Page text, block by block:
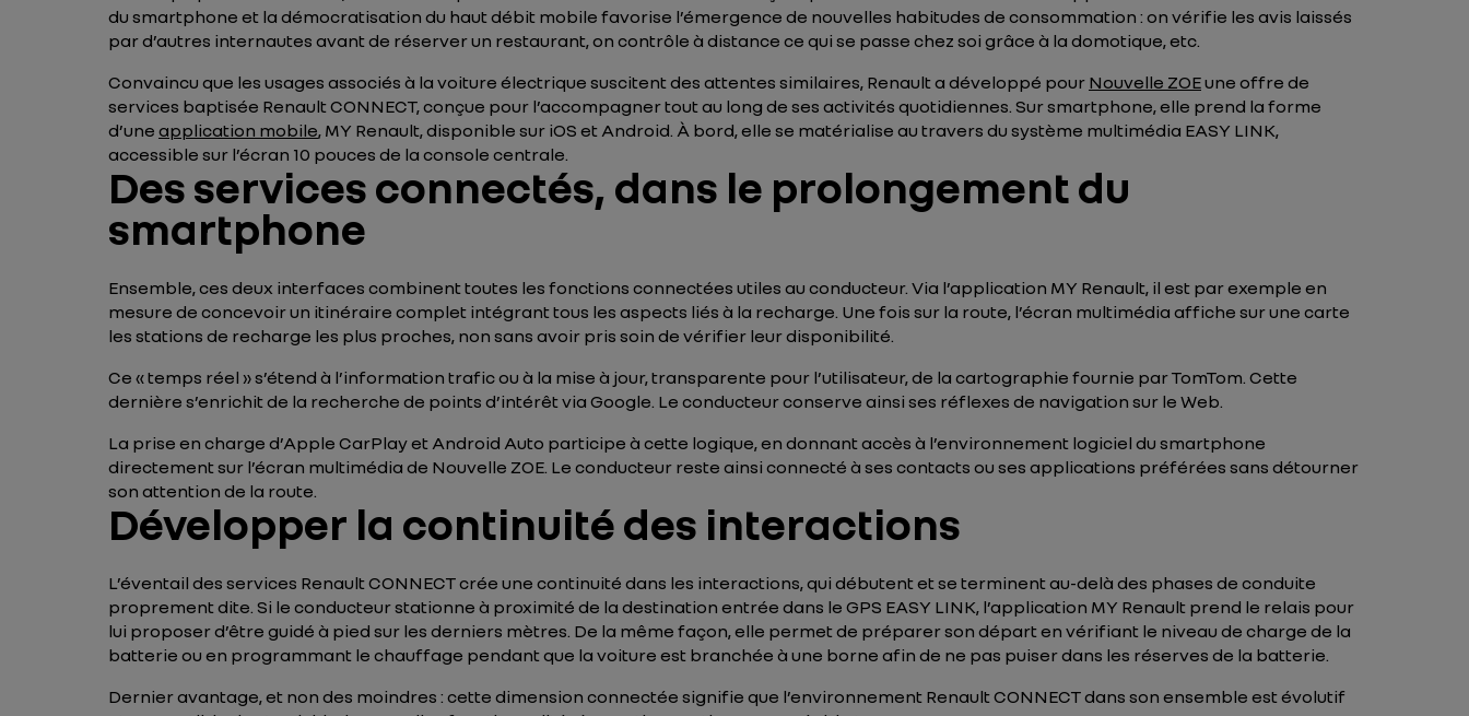
du smartphone et la démocratisation du haut débit mobile favorise l’émergence de nouvelles habitudes de consommation : on vérifie les avis laissés
par d’autres internautes avant de réserver un restaurant, on contrôle à distance ce qui se passe chez soi grâce à la domotique, etc.
Convaincu que les usages associés à la voiture électrique suscitent des attentes similaires, Renault a développé pour Nouvelle ZOEune offre de
services baptisée Renault CONNECT, conçue pour l’accompagner tout au long de ses activités quotidiennes. Sur smartphone, elle prend la forme
d’une application mobile, MY Renault, disponible sur iOS et Android. À bord, elle se matérialise au travers du système multimédia EASY LINK,
accessible sur l’écran 10 pouces de la console centrale.
Des services connectés, dans le prolongement du
smartphone
Ensemble, ces deux interfaces combinent toutes les fonctions connectées utiles au conducteur. Via l’application MY Renault, il est par exemple en
mesure de concevoir un itinéraire complet intégrant tous les aspects liés à la recharge. Une fois sur la route, l’écran multimédia affiche sur une carte
les stations de recharge les plus proches, non sans avoir pris soin de vérifier leur disponibilité.
Ce « temps réel » s’étend à l’information trafic ou à la mise à jour, transparente pour l’utilisateur, de la cartographie fournie par TomTom. Cette
dernière s’enrichit de la recherche de points d’intérêt via Google. Le conducteur conserve ainsi ses réflexes de navigation sur le Web.
La prise en charge d’Apple CarPlay et Android Auto participe à cette logique, en donnant accès à l’environnement logiciel du smartphone
directement sur l’écran multimédia de Nouvelle ZOE. Le conducteur reste ainsi connecté à ses contacts ou ses applications préférées sans détourner
son attention de la route.
Développer la continuité des interactions
L’éventail des services Renault CONNECT crée une continuité dans les interactions, qui débutent et se terminent au-delà des phases de conduite
proprement dite. Si le conducteur stationne à proximité de la destination entrée dans le GPS EASY LINK, l’application MY Renault prend le relais pour
lui proposer d’être guidé à pied sur les derniers mètres. De la même façon, elle permet de préparer son départ en vérifiant le niveau de charge de la
batterie ou en programmant le chauffage pendant que la voiture est branchée à une borne afin de ne pas puiser dans les réserves de la batterie.
Dernier avantage, et non des moindres : cette dimension connectée signifie que l’environnement Renault CONNECT dans son ensemble est évolutif